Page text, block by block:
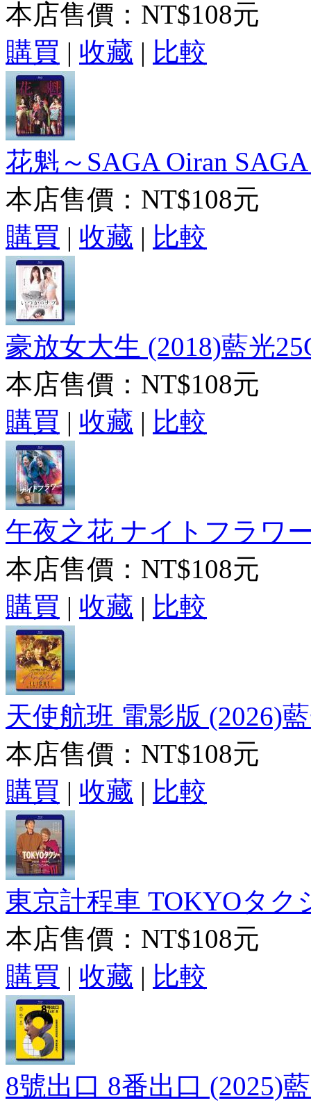
本店售價： NT$108元
購買 | 收藏 | 比較
花魁～SAGA Oiran
本店售價： NT$108元
購買 | 收藏 | 比較
豪放女大生 (2018)藍光
本店售價： NT$108元
購買 | 收藏 | 比較
午夜之花 ナイトフラワ
本店售價： NT$108元
購買 | 收藏 | 比較
天使航班 電影版 (2026)
本店售價： NT$108元
購買 | 收藏 | 比較
東京計程車 TOKYOタク
本店售價： NT$108元
購買 | 收藏 | 比較
8號出口 8番出口 (2025)